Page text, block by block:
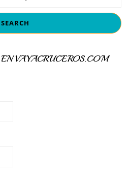
VAYACRUCEROS.COM